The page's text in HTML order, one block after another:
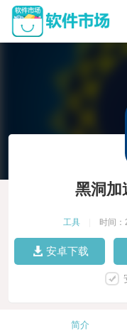
黑洞加
工具 时间
安卓下载
简介